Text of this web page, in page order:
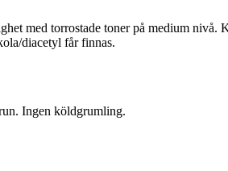
med torrostade toner på medium
diacetyl får finnas.
Ingen köldgrumling.